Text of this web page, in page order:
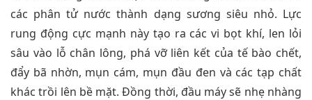
các phân tử nước thành dạng sương siêu nhỏ. Lực
rung động cực mạnh này tạo ra các vi bọt khí, len lỏi
sâu vào lỗ chân lông, phá vỡ liên kết của tế bào chết,
đẩy bã nhờn, mụn cám, mụn đầu đen và các tạp chất
khác trồi lên bề mặt. Đồng thời, đầu máy sẽ nhẹ nhàng